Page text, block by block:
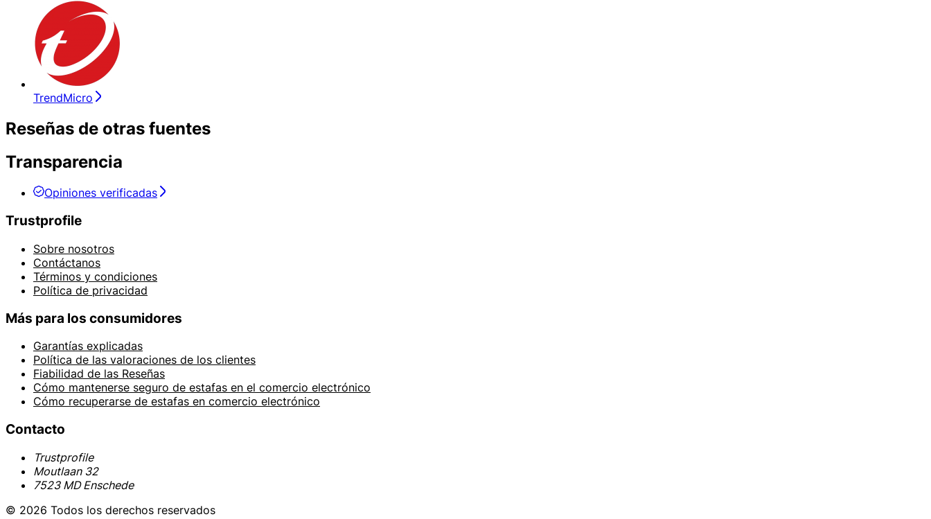
TrendMicro
Reseñas de otras fuentes
Transparencia
Opiniones verificadas
Trustprofile
Sobre nosotros
Contáctanos
Términos y condiciones
Política de privacidad
Más para los consumidores
Garantías explicadas
Política de las valoraciones de los clientes
Fiabilidad de las Reseñas
Cómo mantenerse seguro de estafas en el comercio electrónico
Cómo recuperarse de estafas en comercio electrónico
Contacto
Trustprofile
Moutlaan 32
7523 MD Enschede
© 2026 Todos los derechos reservados